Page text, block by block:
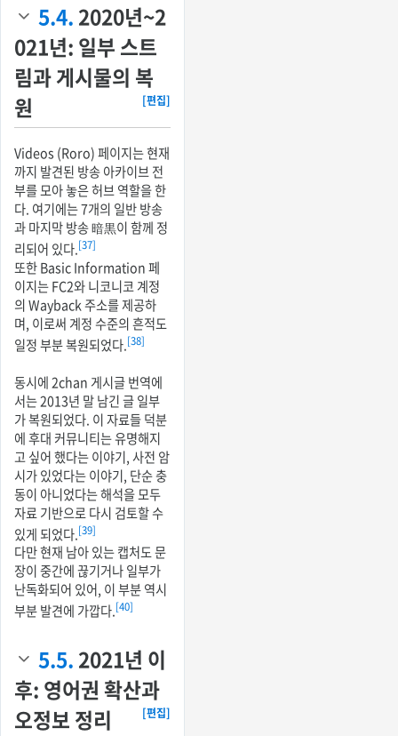
5.4. 2020년~2
021년: 일부 스트
림과 게시물의 복
원
[편집]
Videos (Roro) 페이지는 현재
까지 발견된 방송 아카이브 전
부를 모아 놓은 허브 역할을 한
다. 여기에는 7개의 일반 방송
과 마지막 방송 暗黒이 함께 정
리되어 있다.[37]
또한 Basic Information 페
이지는 FC2와 니코니코 계정
의 Wayback 주소를 제공하
며, 이로써 계정 수준의 흔적도
일정 부분 복원되었다.[38]
동시에 2chan 게시글 번역에
서는 2013년 말 남긴 글 일부
가 복원되었다. 이 자료들 덕분
에 후대 커뮤니티는 유명해지
고 싶어 했다는 이야기, 사전 암
시가 있었다는 이야기, 단순 충
동이 아니었다는 해석을 모두
자료 기반으로 다시 검토할 수
있게 되었다.[39]
다만 현재 남아 있는 캡처도 문
장이 중간에 끊기거나 일부가
난독화되어 있어, 이 부분 역시
부분 발견에 가깝다.[40]
5.5. 2021년 이
후: 영어권 확산과
오정보 정리
[편집]